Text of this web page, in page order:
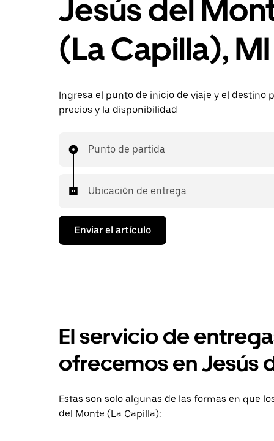
Jesús del
(La Capilla), MI
Ingresa el punto de inicio de viaje y el destino
precios y la disponibilidad
Punto de partida
Ubicación de entrega
Enviar el artículo
El servicio de
ofrecemos en Jesús
Estas son solo algunas de las formas en que
del Monte (La Capilla):